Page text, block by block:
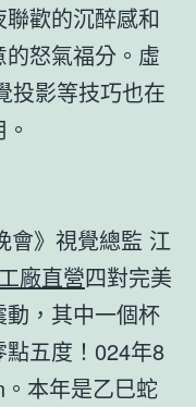
歡的沉醉感和
怒氣福分。虛
投影等技巧也在
會》視覺總監 江
廠直營四對完美
，其中一個杯
五度！024年8
本年是乙巳蛇